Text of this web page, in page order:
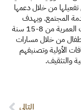
من خلال دعمها
المجتمع. ويهدف
البرنامج لنشر ثقافة الإسعافات الأولية بين الفئات العمرية من 8-15 سنة
من خلال مسارات
الأولية وتصنيفهم
والتثقيف.
التالي